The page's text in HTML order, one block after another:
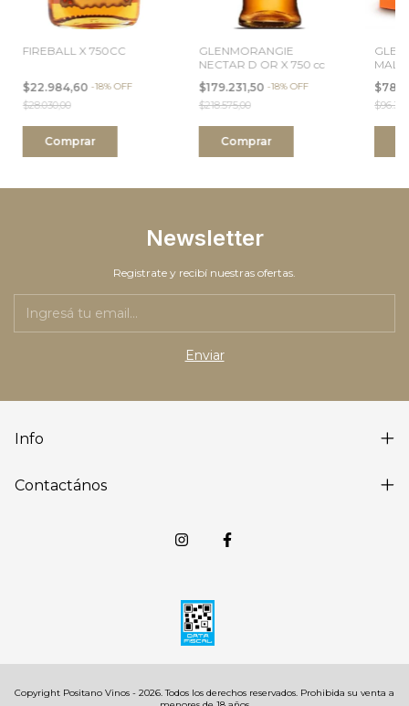
FIREBALL X 750CC
$22.984,60 -18%OFF
$28.030,00
GLENMORANGIE
NECTAR D OR X 750 cc
$179.231,50 -18%OFF
$218.575,00
Newsletter
Registrate y recibí nuestras ofertas.
Info
Contactános
Copyright Positano Vinos - 2026. Todos los derechos reservados.